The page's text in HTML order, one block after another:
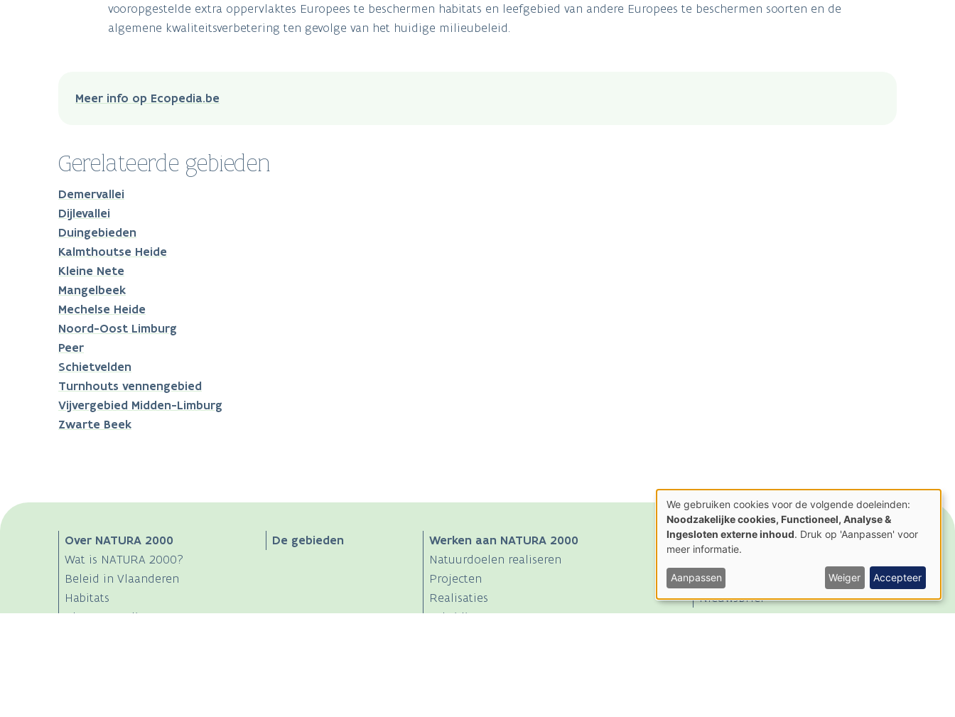
vooropgestelde extra oppervlaktes Europees te beschermen habitats en leefgebied van andere Europees te beschermen soorten en de
algemene kwaliteitsverbetering ten gevolge van het huidige milieubeleid.
Meer info op Ecopedia.be
Gerelateerde gebieden
Demervallei
Dijlevallei
Duingebieden
Kalmthoutse Heide
Kleine Nete
Mangelbeek
Mechelse Heide
Noord-Oost Limburg
Peer
Schietvelden
Turnhouts vennengebied
Vijvergebied Midden-Limburg
Zwarte Beek
Main
navigation
Over NATURA 2000
Wat is NATURA 2000?
Beleid in Vlaanderen
Habitats
Planten en dieren
De gebieden
Werken aan NATURA 2000
Natuurdoelen realiseren
Projecten
Realisaties
Subsidies
Actueel
Activiteiten
Nieuwsbrief
Contact
Gebruik
van
persoonsgegevens
en
We gebruiken cookies voor de volgende doeleinden:
Noodzakelijke cookies, Functioneel, Analyse &
Ingesloten externe inhoud. Druk op 'Aanpassen' voor
meer informatie.
Aanpassen Weiger Accepteer